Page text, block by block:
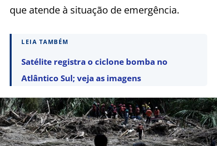
que atende à situação de emergência.
LEIA TAMBÉM
Satélite registra o ciclone bomba no
Atlântico Sul; veja as imagens